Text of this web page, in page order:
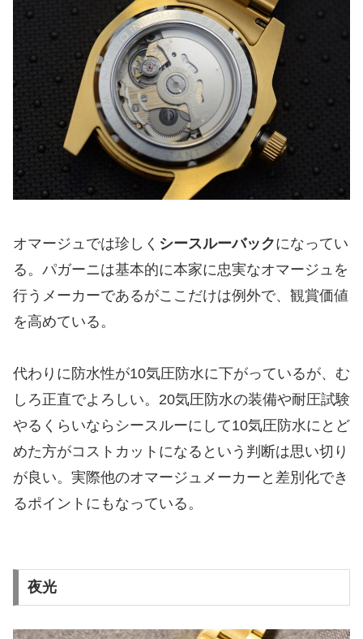
オマージュでは珍しく シースルーバックになってい
る。パガーニは基本的に本家に忠実なオマージュを
行うメーカーであるがここだけは例外で、観賞価値
を高めている。
代わりに防水性が10気圧防水に下がっているが、む
しろ正直でよろしい。20気圧防水の装備や耐圧試験
やるくらいならシースルーにして10気圧防水にとど
めた方がコストカットになるという判断は思い切り
が良い。実際他のオマージュメーカーと差別化でき
るポイントにもなっている。
夜光